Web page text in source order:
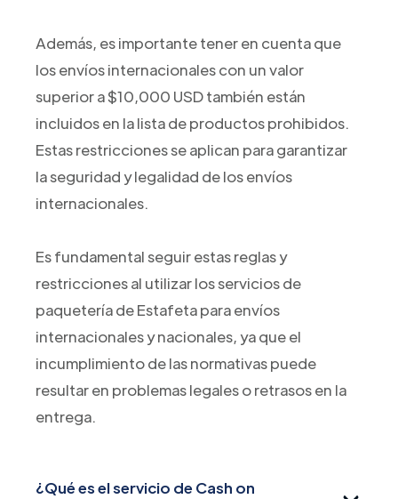
Además, es importante tener en cuenta que
los envíos internacionales con un valor
superior a $10,000 USD también están
incluidos en la lista de productos prohibidos.
Estas restricciones se aplican para garantizar
la seguridad y legalidad de los envíos
internacionales.
Es fundamental seguir estas reglas y
restricciones al utilizar los servicios de
paquetería de Estafeta para envíos
internacionales y nacionales, ya que el
incumplimiento de las normativas puede
resultar en problemas legales o retrasos en la
entrega.
¿Qué es el servicio de Cash on